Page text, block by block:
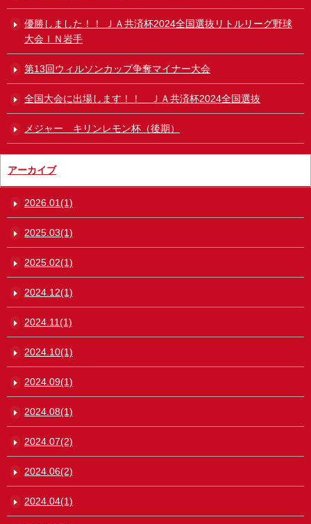
優勝しました！！ ＪＡ共済杯2024全国選抜リトルリーグ野球
大会ＩＮ岩手
第13回ウィルソンカップ争奪マイナー大会
全国大会に出場します！！ ＪＡ共済杯2024全国選抜
メジャー キリンレモン杯（後期）
アーカイブ
2026.01(1)
2025.03(1)
2025.02(1)
2024.12(1)
2024.11(1)
2024.10(1)
2024.09(1)
2024.08(1)
2024.07(2)
2024.06(2)
2024.04(1)